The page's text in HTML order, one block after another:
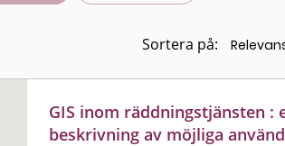
Sortera på:
GIS inom räddningstjänsten :
beskrivning av möjliga